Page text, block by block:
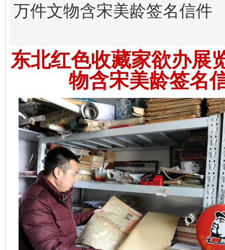
万件文物含宋美龄签名信件
东北红色收藏家欲办展
物含宋美龄签名